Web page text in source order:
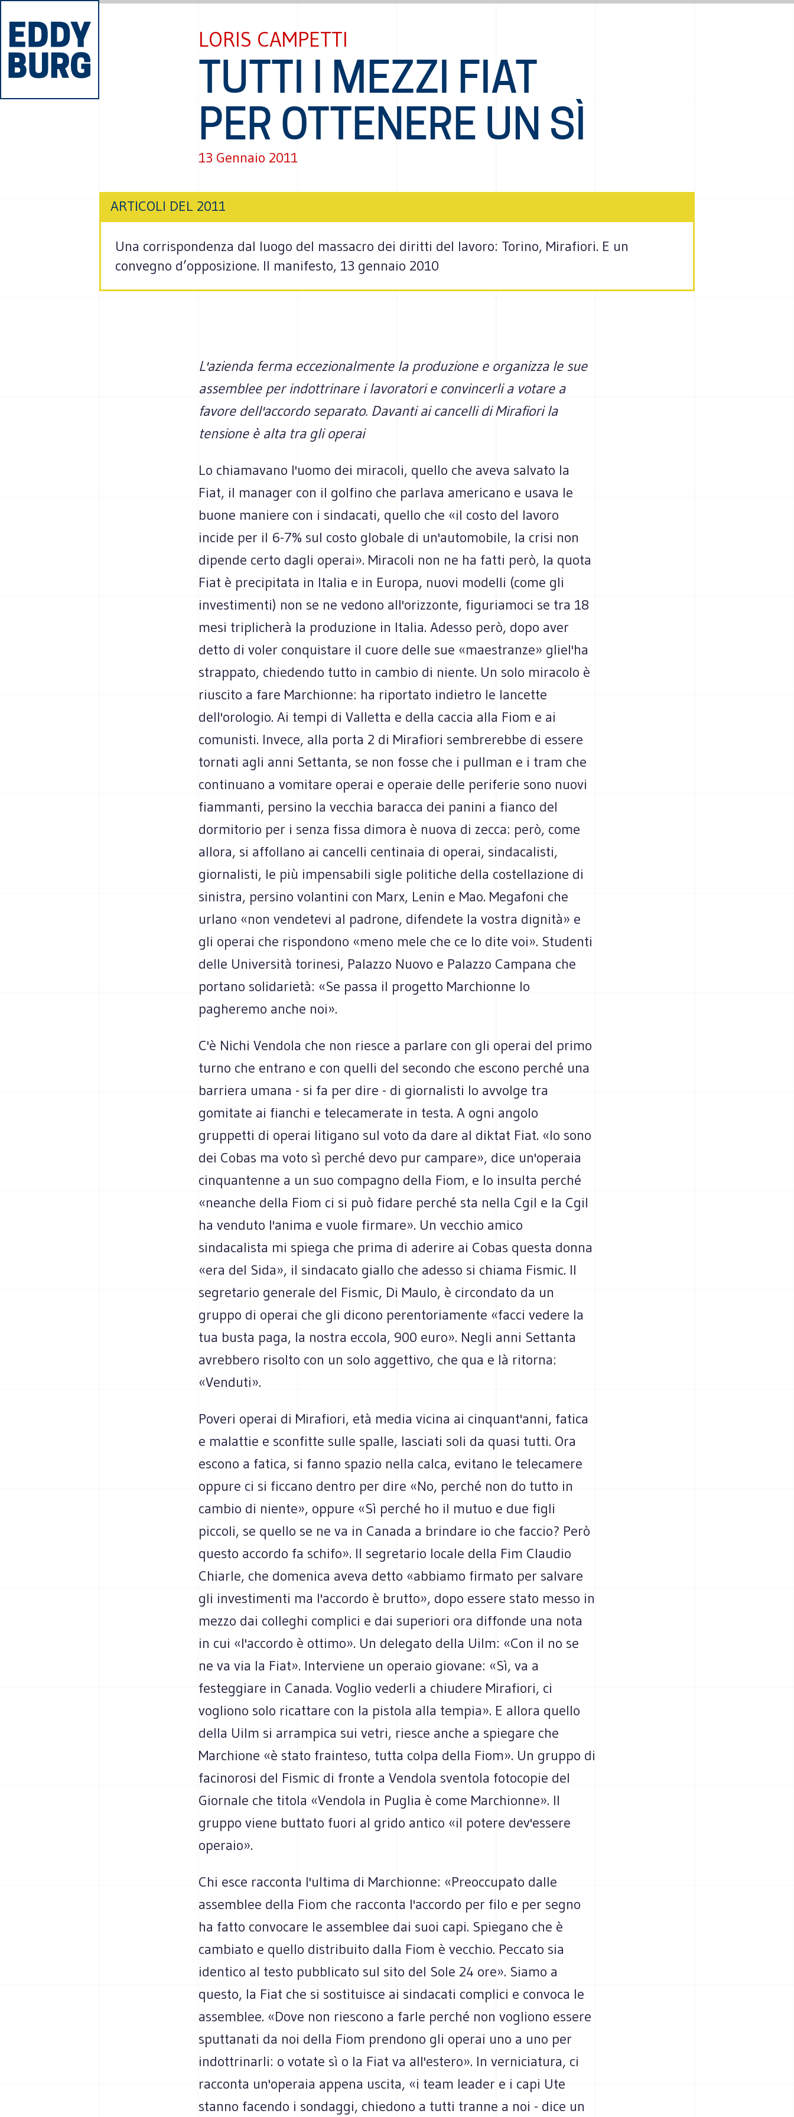
LORIS CAMPETTI
TUTTI I MEZZI FIAT
PER OTTENERE UN SÌ
13 Gennaio 2011
ARTICOLI DEL 2011
Una corrispondenza dal luogo del massacro dei diritti del lavoro: Torino, Mirafiori. E un
convegno d’opposizione. Il manifesto, 13 gennaio 2010
L'azienda ferma eccezionalmente la produzione e organizza le sue
assemblee per indottrinare i lavoratori e convincerli a votare a
favore dell'accordo separato. Davanti ai cancelli di Mirafiori la
tensione è alta tra gli operai
Lo chiamavano l'uomo dei miracoli, quello che aveva salvato la
Fiat, il manager con il golfino che parlava americano e usava le
buone maniere con i sindacati, quello che «il costo del lavoro
incide per il 6-7% sul costo globale di un'automobile, la crisi non
dipende certo dagli operai». Miracoli non ne ha fatti però, la quota
Fiat è precipitata in Italia e in Europa, nuovi modelli (come gli
investimenti) non se ne vedono all'orizzonte, figuriamoci se tra 18
mesi triplicherà la produzione in Italia. Adesso però, dopo aver
detto di voler conquistare il cuore delle sue «maestranze» gliel'ha
strappato, chiedendo tutto in cambio di niente. Un solo miracolo è
riuscito a fare Marchionne: ha riportato indietro le lancette
dell'orologio. Ai tempi di Valletta e della caccia alla Fiom e ai
comunisti. Invece, alla porta 2 di Mirafiori sembrerebbe di essere
tornati agli anni Settanta, se non fosse che i pullman e i tram che
continuano a vomitare operai e operaie delle periferie sono nuovi
fiammanti, persino la vecchia baracca dei panini a fianco del
dormitorio per i senza fissa dimora è nuova di zecca: però, come
allora, si affollano ai cancelli centinaia di operai, sindacalisti,
giornalisti, le più impensabili sigle politiche della costellazione di
sinistra, persino volantini con Marx, Lenin e Mao. Megafoni che
urlano «non vendetevi al padrone, difendete la vostra dignità» e
gli operai che rispondono «meno mele che ce lo dite voi». Studenti
delle Università torinesi, Palazzo Nuovo e Palazzo Campana che
portano solidarietà: «Se passa il progetto Marchionne lo
pagheremo anche noi».
C'è Nichi Vendola che non riesce a parlare con gli operai del primo
turno che entrano e con quelli del secondo che escono perché una
barriera umana - si fa per dire - di giornalisti lo avvolge tra
gomitate ai fianchi e telecamerate in testa. A ogni angolo
gruppetti di operai litigano sul voto da dare al diktat Fiat. «Io sono
dei Cobas ma voto sì perché devo pur campare», dice un'operaia
cinquantenne a un suo compagno della Fiom, e lo insulta perché
«neanche della Fiom ci si può fidare perché sta nella Cgil e la Cgil
ha venduto l'anima e vuole firmare». Un vecchio amico
sindacalista mi spiega che prima di aderire ai Cobas questa donna
«era del Sida», il sindacato giallo che adesso si chiama Fismic. Il
segretario generale del Fismic, Di Maulo, è circondato da un
gruppo di operai che gli dicono perentoriamente «facci vedere la
tua busta paga, la nostra eccola, 900 euro». Negli anni Settanta
avrebbero risolto con un solo aggettivo, che qua e là ritorna:
«Venduti».
Poveri operai di Mirafiori, età media vicina ai cinquant'anni, fatica
e malattie e sconfitte sulle spalle, lasciati soli da quasi tutti. Ora
escono a fatica, si fanno spazio nella calca, evitano le telecamere
oppure ci si ficcano dentro per dire «No, perché non do tutto in
cambio di niente», oppure «Sì perché ho il mutuo e due figli
piccoli, se quello se ne va in Canada a brindare io che faccio? Però
questo accordo fa schifo». Il segretario locale della Fim Claudio
Chiarle, che domenica aveva detto «abbiamo firmato per salvare
gli investimenti ma l'accordo è brutto», dopo essere stato messo in
mezzo dai colleghi complici e dai superiori ora diffonde una nota
in cui «l'accordo è ottimo». Un delegato della Uilm: «Con il no se
ne va via la Fiat». Interviene un operaio giovane: «Sì, va a
festeggiare in Canada. Voglio vederli a chiudere Mirafiori, ci
vogliono solo ricattare con la pistola alla tempia». E allora quello
della Uilm si arrampica sui vetri, riesce anche a spiegare che
Marchione «è stato frainteso, tutta colpa della Fiom». Un gruppo di
facinorosi del Fismic di fronte a Vendola sventola fotocopie del
Giornale che titola «Vendola in Puglia è come Marchionne». Il
gruppo viene buttato fuori al grido antico «il potere dev'essere
operaio».
Chi esce racconta l'ultima di Marchionne: «Preoccupato dalle
assemblee della Fiom che racconta l'accordo per filo e per segno
ha fatto convocare le assemblee dai suoi capi. Spiegano che è
cambiato e quello distribuito dalla Fiom è vecchio. Peccato sia
identico al testo pubblicato sul sito del Sole 24 ore». Siamo a
questo, la Fiat che si sostituisce ai sindacati complici e convoca le
assemblee. «Dove non riescono a farle perché non vogliono essere
sputtanati da noi della Fiom prendono gli operai uno a uno per
indottrinarli: o votate sì o la Fiat va all'estero». In verniciatura, ci
racconta un'operaia appena uscita, «i team leader e i capi Ute
stanno facendo i sondaggi, chiedono a tutti tranne a noi - dice un